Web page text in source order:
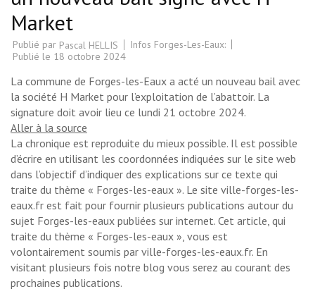
Market
Publié par Pascal HELLIS
Infos Forges-Les-Eaux:
Publié le 18 octobre 2024
La commune de Forges-les-Eaux a acté un nouveau bail avec
la société H Market pour l’exploitation de l’abattoir. La
signature doit avoir lieu ce lundi 21 octobre 2024.
Aller à la source
La chronique est reproduite du mieux possible. Il est possible
d’écrire en utilisant les coordonnées indiquées sur le site web
dans l’objectif d’indiquer des explications sur ce texte qui
traite du thème « Forges-les-eaux ». Le site ville-forges-les-
eaux.fr est fait pour fournir plusieurs publications autour du
sujet Forges-les-eaux publiées sur internet. Cet article, qui
traite du thème « Forges-les-eaux », vous est
volontairement soumis par ville-forges-les-eaux.fr. En
visitant plusieurs fois notre blog vous serez au courant des
prochaines publications.